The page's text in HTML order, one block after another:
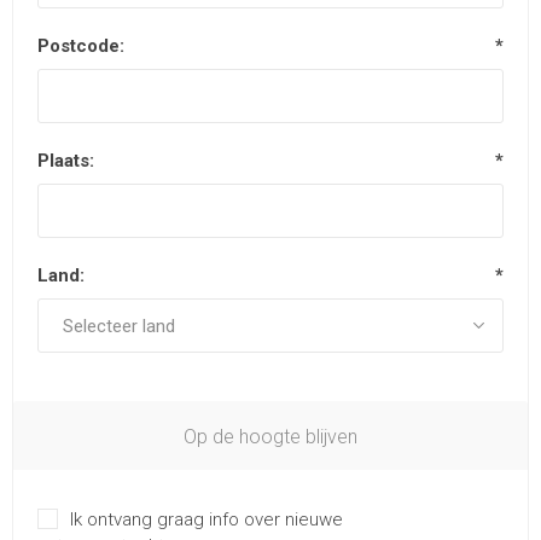
Postcode: *
Plaats: *
Land: *
Op de hoogte blijven
Ik ontvang graag info over nieuwe